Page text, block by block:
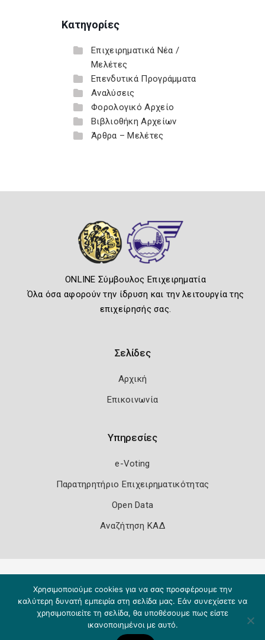
Κατηγορίες
Επιχειρηματικά Νέα /
Μελέτες
Επενδυτικά Προγράμματα
Αναλύσεις
Φορολογικό Αρχείο
Βιβλιοθήκη Αρχείων
Άρθρα – Μελέτες
ONLINE Σύμβουλος Επιχειρηματία
Όλα όσα αφορούν την ίδρυση και την λειτουργία της
επιχείρησής σας.
Σελίδες
Αρχική
Επικοινωνία
Υπηρεσίες
e-Voting
Παρατηρητήριο Επιχειρηματικότητας
Open Data
Αναζήτηση ΚΑΔ
Χρησιμοποιούμε cookies για να σας προσφέρουμε την
καλύτερη δυνατή εμπειρία στη σελίδα μας. Εάν συνεχίσετε να
χρησιμοποιείτε τη σελίδα, θα υποθέσουμε πως είστε
ικανοποιημένοι με αυτό.
Copyright 2026 Knowledge A.E.